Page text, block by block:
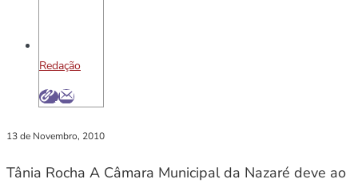
Redação
13 de Novembro, 2010
Tânia Rocha A Câmara Municipal da Nazaré deve ao